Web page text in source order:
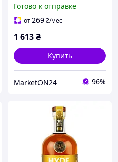
Готово к отправке
от269₴/мес
1 613₴
Купить
MarketON24 96%